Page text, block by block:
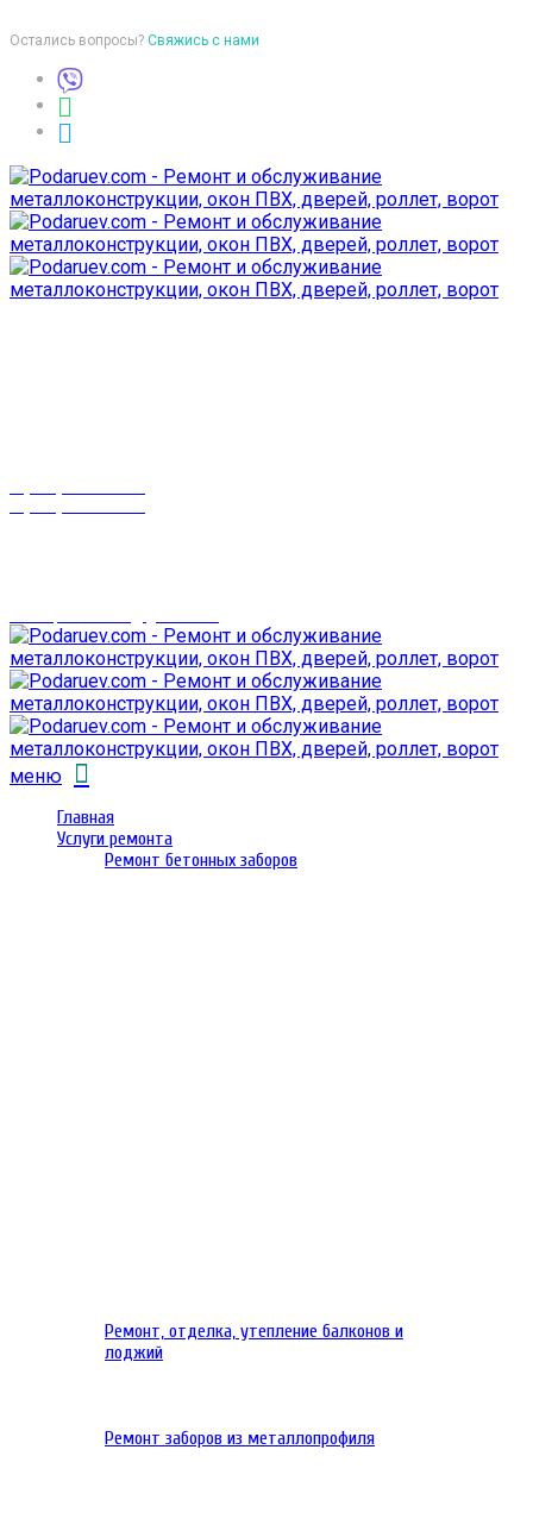
Остались вопросы? Свяжись с нами
меню
Главная
Услуги ремонта
Ремонт бетонных заборов
Ремонт, отделка, утепление балконов и
лоджий
Ремонт заборов из металлопрофиля